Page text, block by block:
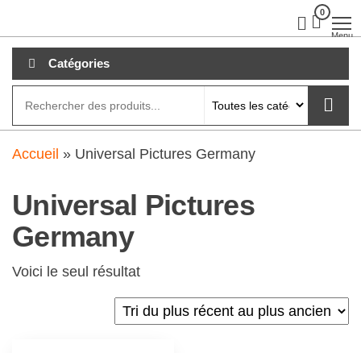
au
contenu
0
Menu
Catégories
Accueil » Universal Pictures Germany
Universal Pictures
Germany
Voici le seul résultat